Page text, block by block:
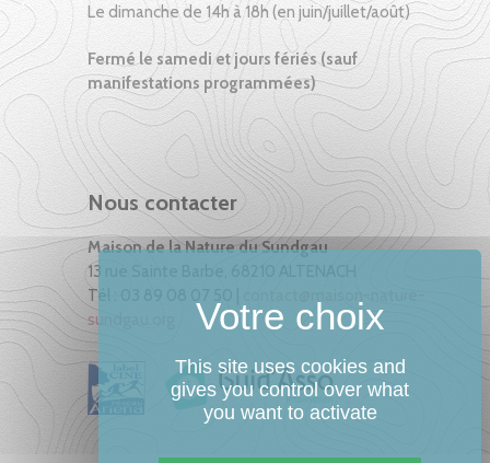
Le dimanche de 14h à 18h (en juin/juillet/août)
Fermé le samedi et jours fériés (sauf
manifestations programmées)
Nous contacter
Maison de la Nature du Sundgau
13 rue Sainte Barbe, 68210 ALTENACH
Tél : 03 89 08 07 50 |
sundgau.org
This site uses cookies and
gives you control over what
you want to activate